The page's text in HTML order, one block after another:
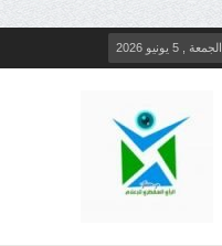
الجمعة , 5 يونيو 2026